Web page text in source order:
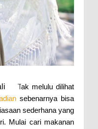
Tak melulu dilihat
sebenarnya bisa
sederhana yang
Mulai cari makanan